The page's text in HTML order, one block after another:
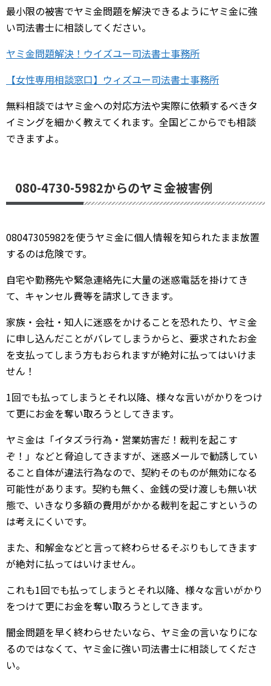
最小限の被害でヤミ金問題を解決できるようにヤミ金に強
い司法書士に相談してください。
ヤミ金問題解決！ウイズユー司法書士事務所
【女性専用相談窓口】ウィズユー司法書士事務所
無料相談ではヤミ金への対応方法や実際に依頼するべきタ
イミングを細かく教えてくれます。全国どこからでも相談
できますよ。
080-4730-5982からのヤミ金被害例
08047305982を使うヤミ金に個人情報を知られたまま放置
するのは危険です。
自宅や勤務先や緊急連絡先に大量の迷惑電話を掛けてき
て、キャンセル費等を請求してきます。
家族・会社・知人に迷惑をかけることを恐れたり、ヤミ金
に申し込んだことがバレてしまうからと、要求されたお金
を支払ってしまう方もおられますが絶対に払ってはいけま
せん！
1回でも払ってしまうとそれ以降、様々な言いがかりをつけ
て更にお金を奪い取ろうとしてきます。
ヤミ金は「イタズラ行為・営業妨害だ！裁判を起こす
ぞ！」などと脅迫してきますが、迷惑メールで勧誘してい
ること自体が違法行為なので、契約そのものが無効になる
可能性があります。契約も無く、金銭の受け渡しも無い状
態で、いきなり多額の費用がかかる裁判を起こすというの
は考えにくいです。
また、和解金などと言って終わらせるそぶりもしてきます
が絶対に払ってはいけません。
これも1回でも払ってしまうとそれ以降、様々な言いがかり
をつけて更にお金を奪い取ろうとしてきます。
闇金問題を早く終わらせたいなら、ヤミ金の言いなりにな
るのではなくて、ヤミ金に強い司法書士に相談してくださ
い。